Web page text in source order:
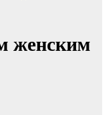
женским